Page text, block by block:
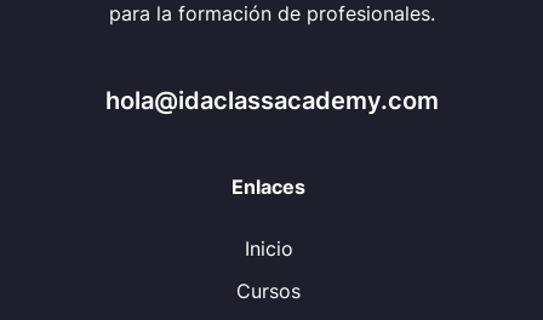
para la formación de profesionales.
hola@idaclassacademy.com
Enlaces
Inicio
Cursos